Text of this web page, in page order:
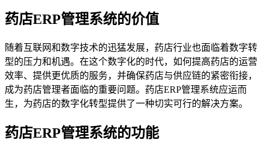
药店ERP管理系统的价值
随着互联网和数字技术的迅猛发展，药店行业也面临着数字转
型的压力和机遇。在这个数字化的时代，如何提高药店的运营
效率、提供更优质的服务，并确保药店与供应链的紧密衔接，
成为药店管理者面临的重要问题。药店ERP管理系统应运而
生，为药店的数字化转型提供了一种切实可行的解决方案。
药店ERP管理系统的功能